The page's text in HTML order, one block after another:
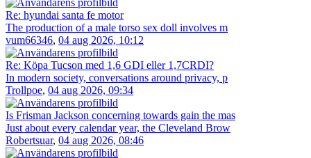
Re: hyundai santa fe motor
The production of a male torso sex doll involves m
vum66346, 04 aug 2026, 10:12
Re: Köpa Tucson med 1,6 GDI eller 1,7CRDI?
In modern society, conversations around privacy, p
Trollpoe, 04 aug 2026, 09:34
Is Frisman Jackson concerning towards gain the mas
Just about every calendar year, the Cleveland Brow
Robertsuar, 04 aug 2026, 08:46